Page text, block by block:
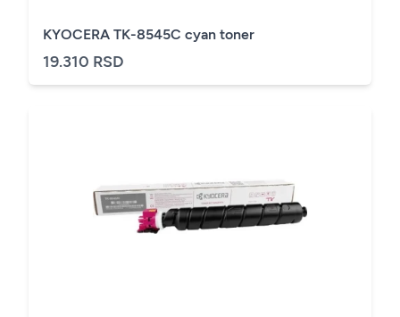
KYOCERA TK-8545C cyan toner
19.310 RSD